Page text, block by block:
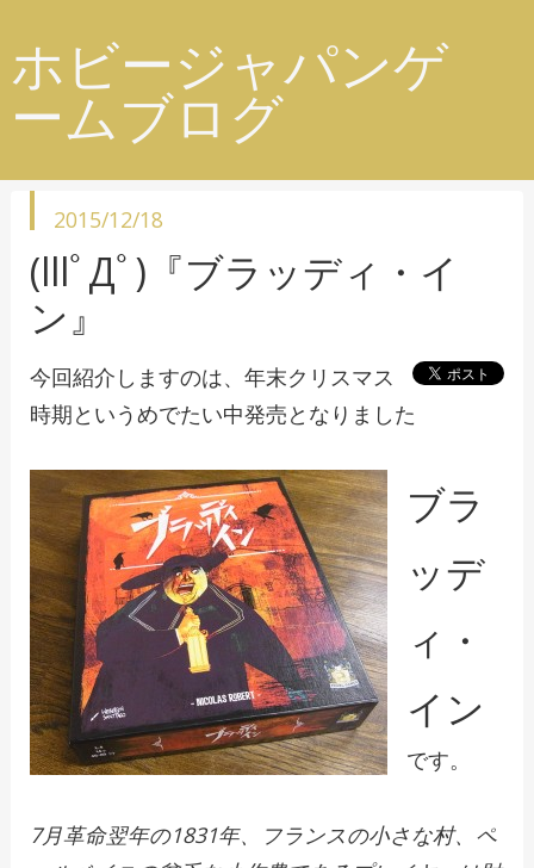
ホビージャパンゲ
ームブログ
投
日
2015/12/18
(lllﾟДﾟ)『ブラッディ・イ
ン』
今回紹介しますのは、年末クリスマス
時期というめでたい中発売となりました
ブラ
ッデ
ィ・
イン
です。
7月革命翌年の1831年、フランスの小さな村、ペ